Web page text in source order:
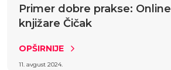
Primer dobre prakse:
knjižare Čičak
OPŠIRNIJE
11. avgust 2024.